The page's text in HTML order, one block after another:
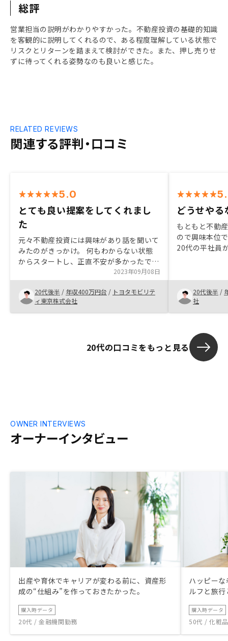
総評
営業担当の説明がわかりやすかった。不動産投資の基礎的知識
を客観的に説明してくれるので、ある程度理解している状態で
リスクとリターンを踏まえて検討ができた。また、押し売りせ
ずに待ってくれる姿勢なのも良いと感じた。
関連する評判・口コミ
RELATED REVIEWS
5.0
とても良い提案をしてくれまし
た
元々不動産投資には興味があり話を聞いて
みたのがきっかけ。 何もわからない状態
からスタートし、正直不安が多かったで
寧に説明していただき、とても良い提案だ
と思ったため、購入致しました。
2023年09月08日
20代後半 / 年収400万円台 / トヨタモビリテ
ィ東京株式会社
どうせや
もともと不動
ので興味本位
20代の平社員
られる点が魅
20代後半 /
社
20代の口コミをもっと見る
オーナーインタビュー
OWNER INTERVIEWS
出産や育休でキャリアが変わる前に、資産形
成の“仕組み”を作っておきたかった。
購入時データ
20代 / 金融機関勤務
ハッピー
ルフと旅
購入時データ
50代 / 化粧